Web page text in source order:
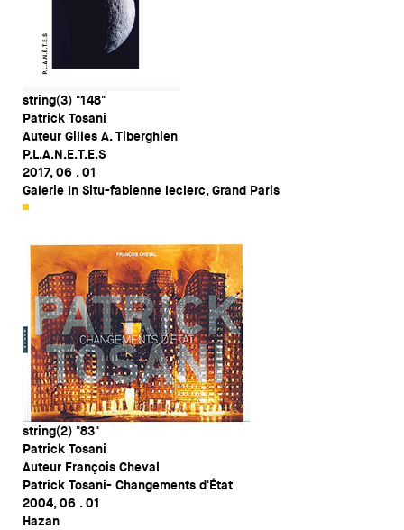
string(3) "148"
Patrick Tosani
Auteur Gilles A. Tiberghien
P.L.A.N.E.T.E.S
2017, 06 . 01
Galerie In Situ-fabienne leclerc, Grand Paris
string(2) "83"
Patrick Tosani
Auteur François Cheval
Patrick Tosani- Changements d'État
2004, 06 . 01
Hazan